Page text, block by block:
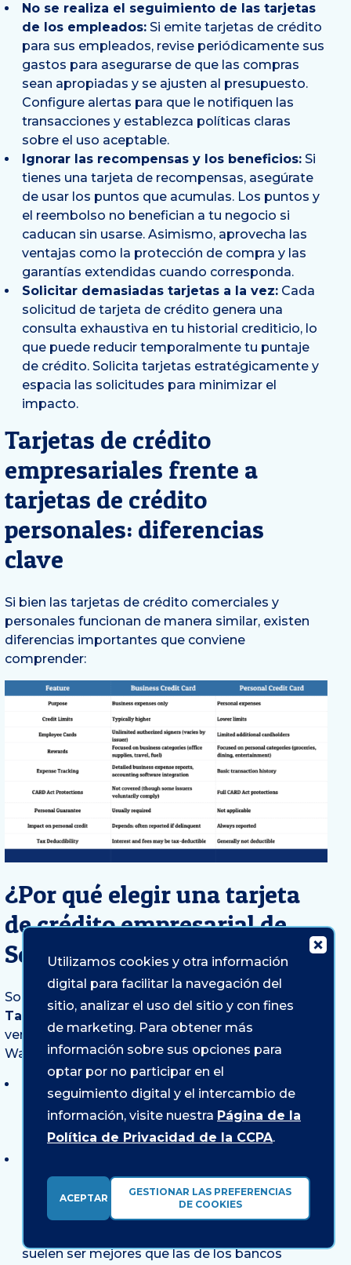
No se realiza el seguimiento de las tarjetas
de los empleados: Si emite tarjetas de crédito
para sus empleados, revise periódicamente sus
gastos para asegurarse de que las compras
sean apropiadas y se ajusten al presupuesto.
Configure alertas para que le notifiquen las
transacciones y establezca políticas claras
sobre el uso aceptable.
Ignorar las recompensas y los beneficios: Si
tienes una tarjeta de recompensas, asegúrate
de usar los puntos que acumulas. Los puntos y
el reembolso no benefician a tu negocio si
caducan sin usarse. Asimismo, aprovecha las
ventajas como la protección de compra y las
garantías extendidas cuando corresponda.
Solicitar demasiadas tarjetas a la vez: Cada
solicitud de tarjeta de crédito genera una
consulta exhaustiva en tu historial crediticio, lo
que puede reducir temporalmente tu puntaje
de crédito. Solicita tarjetas estratégicamente y
espacia las solicitudes para minimizar el
impacto.
Tarjetas de crédito
empresariales frente a
tarjetas de crédito
personales: diferencias
clave
Si bien las tarjetas de crédito comerciales y
personales funcionan de manera similar, existen
diferencias importantes que conviene
comprender:
¿Por qué elegir una tarjeta
de crédito empresarial de
Sound Credit Union?
Sound Credit Union
Tarjetas de crédito empresariales
ventajas distintivas para los empresarios de
Washington:
crédito empresariales de Sound tienen una
cuota anual de $0, lo que le ayuda a conservar
más dinero en su negocio.
crédito sin fines de lucro, Sound ofrece tasas de
interés anuales competitivas que van desde el
10,451% hasta el 22,451%, dependiendo de la
suelen ser mejores que las de los bancos
Utilizamos cookies y otra información
digital para facilitar la navegación del
sitio, analizar el uso del sitio y con fines
de marketing. Para obtener más
información sobre sus opciones para
optar por no participar en el
seguimiento digital y el intercambio de
información, visite nuestra Página de la
Política de Privacidad de la CCPA.
ACEPTAR
GESTIONAR LAS PREFERENCIAS
DE COOKIES